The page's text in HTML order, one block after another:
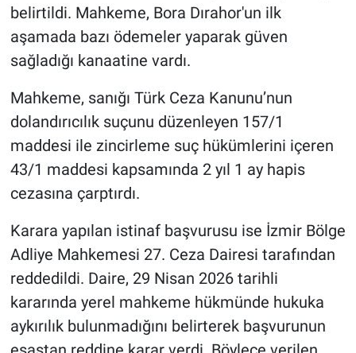
belirtildi. Mahkeme, Bora Dırahor'un ilk
aşamada bazı ödemeler yaparak güven
sağladığı kanaatine vardı.
Mahkeme, sanığı Türk Ceza Kanunu’nun
dolandırıcılık suçunu düzenleyen 157/1
maddesi ile zincirleme suç hükümlerini içeren
43/1 maddesi kapsamında 2 yıl 1 ay hapis
cezasına çarptırdı.
Karara yapılan istinaf başvurusu ise İzmir Bölge
Adliye Mahkemesi 27. Ceza Dairesi tarafından
reddedildi. Daire, 29 Nisan 2026 tarihli
kararında yerel mahkeme hükmünde hukuka
aykırılık bulunmadığını belirterek başvurunun